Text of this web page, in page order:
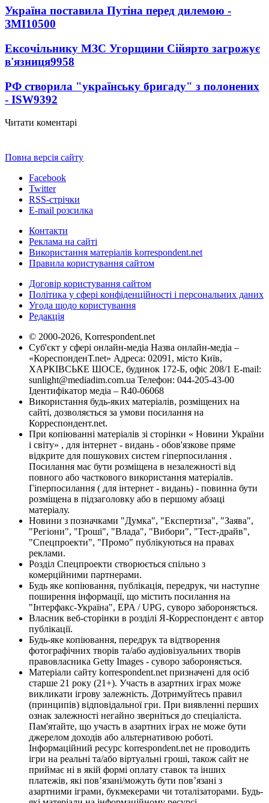
Україна поставила Путіна перед дилемою -
ЗМІ10500
Ексочільнику МЗС Угорщини Сійярто загрожує
в'язниця9958
РФ створила "українську бригаду" з полонених
- ISW9392
Читати коментарі
Повна версія сайту
Facebook
Twitter
RSS-стрічки
E-mail розсилка
Контакти
Реклама на сайті
Використання матеріалів korrespondent.net
Правила користування сайтом
Договір користування сайтом
Політика у сфері конфіденційності і персональних даних
Угода щодо користування
Редакція
© 2000-2026, Korrespondent.net
Суб'єкт у сфері онлайн-медіа Назва онлайн-медіа –
«КореспонденТ.net» Адреса: 02091, місто Київ,
ХАРКІВСЬКЕ ШОСЕ, будинок 172-Б, офіс 208/1 E-mail:
sunlight@mediadim.com.ua Телефон: 044-205-43-00
Ідентифікатор медіа – R40-06068
Використання будь-яких матеріалів, розміщених на
сайті, дозволяється за умови посилання на
Корреспондент.net.
При копіюванні матеріалів зі сторінки « Новини України
і світу» , для інтернет - видань - обов'язкове пряме
відкрите для пошукових систем гіперпосилання .
Посилання має бути розміщена в незалежності від
повного або часткового використання матеріалів.
Гіперпосилання ( для інтернет - видань) - повинна бути
розміщена в підзаголовку або в першому абзаці
матеріалу.
Новини з позначками "Думка", "Експертиза", "Заява",
"Регіони", "Гроші", "Влада", "Вибори", "Тест-драйв",
"Спецпроекти", "Промо" публікуються на правах
реклами.
Розділ Спецпроекти створюється спільно з
комерційними партнерами.
Будь яке копіювання, публікація, передрук, чи наступне
поширення інформації, що містить посилання на
"Інтерфакс-Україна", EPA / UPG, суворо забороняється.
Власник веб-сторінки в розділі Я-Корреспондент є автор
публікації.
Будь-яке копіювання, передрук та відтворення
фотографічних творів та/або аудіовізуальних творів
правовласника Getty Images - суворо забороняється.
Матеріали сайту korrespondent.net призначені для осіб
старше 21 року (21+). Участь в азартних іграх може
викликати ігрову залежність. Дотримуйтесь правил
(принципів) відповідальної гри. При виявленні перших
ознак залежності негайно зверніться до спеціаліста.
Пам'ятайте, що участь в азартних іграх не може бути
джерелом доходів або альтернативою роботі.
Інформаційний ресурс korrespondent.net не проводить
ігри на реальні та/або віртуальні гроші, також сайт не
приймає ні в якій формі оплату ставок та інших
платежів, які пов’язані/можуть бути пов’язані з
азартними іграми, букмекерами чи тоталізаторами. Будь-